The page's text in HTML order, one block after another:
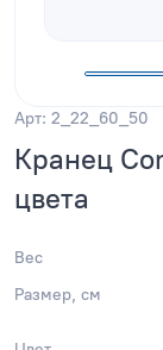
Арт: 2_22_60_50
Кранец
цвета
Вес
Размер, см